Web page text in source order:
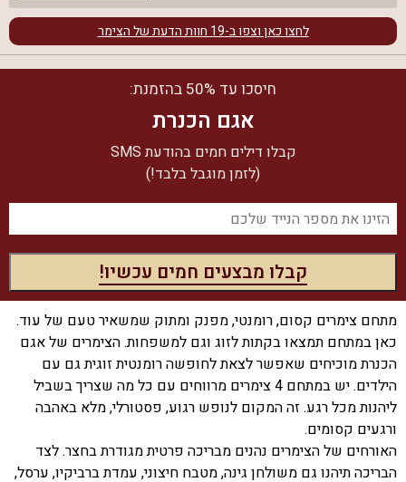
לחצו כאן וצפו ב-19 חוות הדעת של הצימר
חיסכו עד 50% בהזמנת:
אגם הכנרת
קבלו דילים חמים בהודעת SMS
(לזמן מוגבל בלבד!)
מתחם צימרים קסום, רומנטי, מפנק ומתוק שמשאיר טעם של עוד.
כאן במתחם תמצאו בקתות לזוג וגם למשפחות. הצימרים של אגם
הכנרת מוכיחים שאפשר לצאת לחופשה רומנטית זוגית גם עם
הילדים. יש במתחם 4 צימרים מרווחים עם כל מה שצריך בשביל
ליהנות מכל רגע. זה המקום לנופש רגוע, פסטורלי, מלא באהבה
ורגעים קסומים.
האורחים של הצימרים נהנים מבריכה פרטית מגודרת בחצר. לצד
הבריכה תיהנו גם משולחן גינה, מטבח חיצוני, עמדת ברביקיו, ערסל,